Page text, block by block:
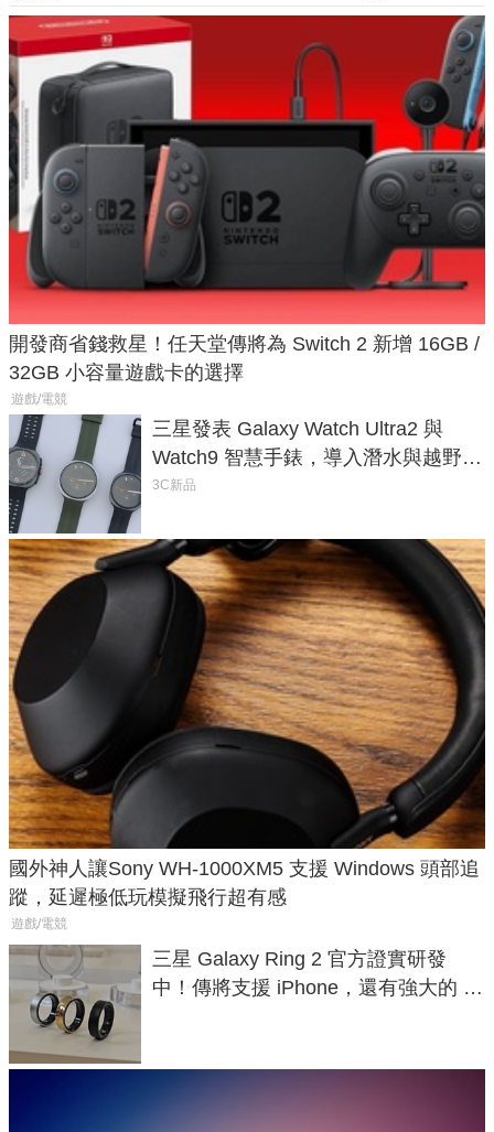
開發商省錢救星！任天堂傳將為 Switch 2 新增 16GB /
32GB 小容量遊戲卡的選擇
遊戲/電競
三星發表 Galaxy Watch Ultra2 與
Watch9 智慧手錶，導入潛水與越野跑
導航功能
3C新品
國外神人讓Sony WH-1000XM5 支援 Windows 頭部追
蹤，延遲極低玩模擬飛行超有感
遊戲/電競
三星 Galaxy Ring 2 官方證實研發
中！傳將支援 iPhone，還有強大的 AI